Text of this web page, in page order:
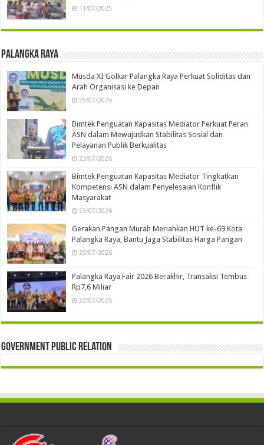
11/07/2025
Palangka Raya
Musda XI Golkar Palangka Raya Perkuat Soliditas dan
Arah Organisasi ke Depan
25/07/2026
Bimtek Penguatan Kapasitas Mediator Perkuat Peran
ASN dalam Mewujudkan Stabilitas Sosial dan
Pelayanan Publik Berkualitas
23/07/2026
Bimtek Penguatan Kapasitas Mediator Tingkatkan
Kompetensi ASN dalam Penyelesaian Konflik
Masyarakat
23/07/2026
Gerakan Pangan Murah Meriahkan HUT ke-69 Kota
Palangka Raya, Bantu Jaga Stabilitas Harga Pangan
23/07/2026
Palangka Raya Fair 2026 Berakhir, Transaksi Tembus
Rp7,6 Miliar
22/07/2026
Government Public Relation